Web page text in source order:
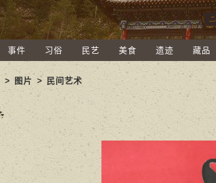
事件 习俗 民艺 美食 遗迹 藏品
> 图片 > 民间艺术